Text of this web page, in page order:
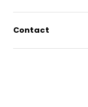
Contact